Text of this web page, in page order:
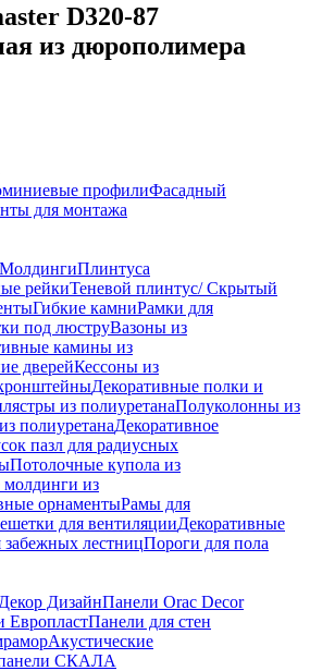
D320-87
из дюрополимера
профилиФасадный
для монтажа
МолдингиПлинтуса
рейкиТеневой плинтус/ Скрытый
Гибкие камниРамки для
под люструВазоны из
камины из
дверейКессоны из
Декоративные полки и
из полиуретанаПолуколонны из
полиуретанаДекоративное
пазл для радиусных
Потолочные купола из
из
орнаментыРамы для
для вентиляцииДекоративные
лестницПороги для пола
ДизайнПанели Orac Decor
ЕвропластПанели для стен
Акустические
СКАЛА